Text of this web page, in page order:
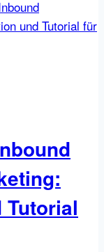
Tutorial